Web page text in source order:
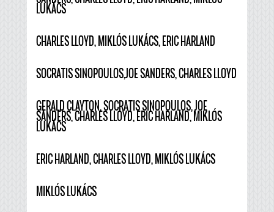
LUKÁCS
CHARLES LLOYD, MIKLÓS LUKÁCS, ERIC HARLAND
SOCRATIS SINOPOULOS,JOE SANDERS, CHARLES LLOYD
GERALD CLAYTON, SOCRATIS SINOPOULOS, JOE
SANDERS, CHARLES LLOYD, ERIC HARLAND, MIKLÓS
LUKÁCS
ERIC HARLAND, CHARLES LLOYD, MIKLÓS LUKÁCS
MIKLÓS LUKÁCS